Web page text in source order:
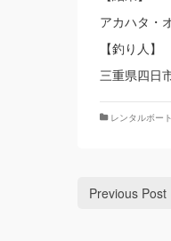
アカハタ・
【釣り人】
三重県四日
レンタルボート
Previous Post